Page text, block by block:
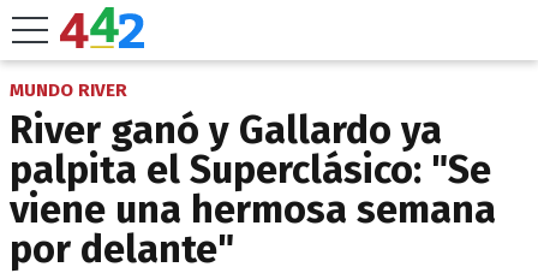
MUNDO RIVER
River ganó y Gallardo ya
palpita el Superclásico: "Se
viene una hermosa semana
por delante"